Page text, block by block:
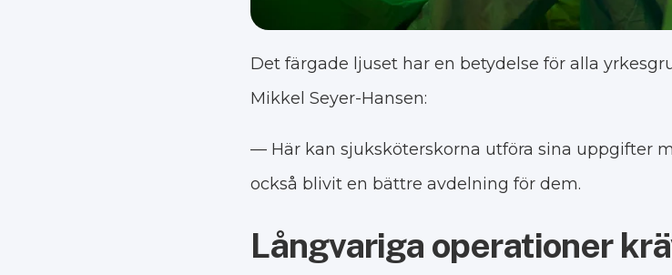
Det färgade ljuset har en betydelse för alla
Mikkel Seyer-Hansen:
— Här kan sjuksköterskorna utföra sina uppgifter
också blivit en bättre avdelning för dem.
Långvariga operationer